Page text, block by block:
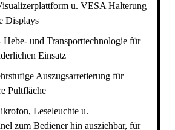
u. VESA Halterung
Displays
und Transporttechnologie für
Einsatz
Auszugsarretierung für
Pultfläche
Leseleuchte u.
zum Bediener hin ausziehbar, für